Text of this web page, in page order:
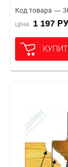
Код товара —
ЦЕНА 1 197